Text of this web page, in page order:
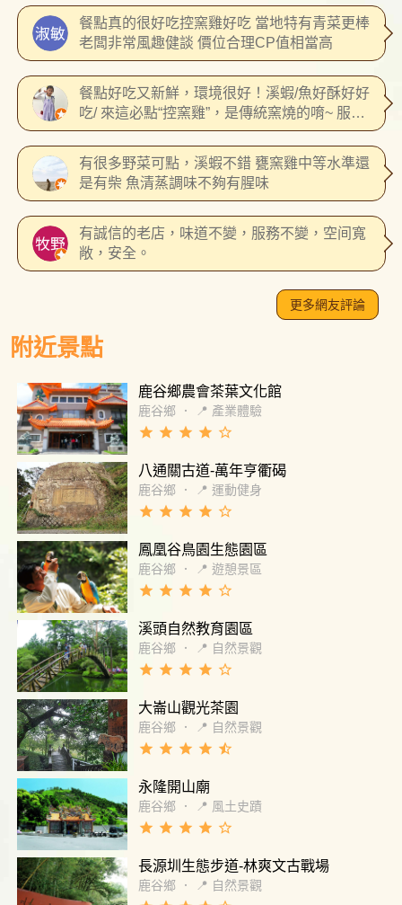
餐點真的很好吃控窯雞好吃 當地特有青菜更棒
老闆非常風趣健談 價位合理CP值相當高
餐點好吃又新鮮，環境很好！溪蝦/魚好酥好好
吃/ 來這必點“控窯雞”，是傳統窯燒的唷~ 服務
人員親切~來南投鹿谷推薦這裡用餐~👍👍
有很多野菜可點，溪蝦不錯 甕窯雞中等水準還
是有柴 魚清蒸調味不夠有腥味
有誠信的老店，味道不變，服務不變，空间寬
敞，安全。
更多網友評論
附近景點
鹿谷鄉農會茶葉文化館
鹿谷鄉 ． 📍 產業體驗
grade grade grade grade star_border
八通關古道-萬年亨衢碣
鹿谷鄉 ． 📍 運動健身
grade grade grade grade star_border
鳳凰谷鳥園生態園區
鹿谷鄉 ． 📍 遊憩景區
grade grade grade grade star_border
溪頭自然教育園區
鹿谷鄉 ． 📍 自然景觀
grade grade grade grade star_border
大崙山觀光茶園
鹿谷鄉 ． 📍 自然景觀
grade grade grade grade star_half
永隆開山廟
鹿谷鄉 ． 📍 風土史蹟
grade grade grade grade star_border
長源圳生態步道-林爽文古戰場
鹿谷鄉 ． 📍 自然景觀